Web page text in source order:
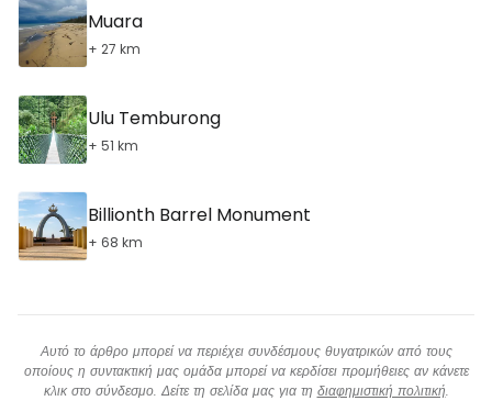
Muara
+ 27 km
Ulu Temburong
+ 51 km
Billionth Barrel Monument
+ 68 km
Αυτό το άρθρο μπορεί να περιέχει συνδέσμους θυγατρικών από τους
οποίους η συντακτική μας ομάδα μπορεί να κερδίσει προμήθειες αν κάνετε
κλικ στο σύνδεσμο. Δείτε τη σελίδα μας για τη διαφημιστική πολιτική.